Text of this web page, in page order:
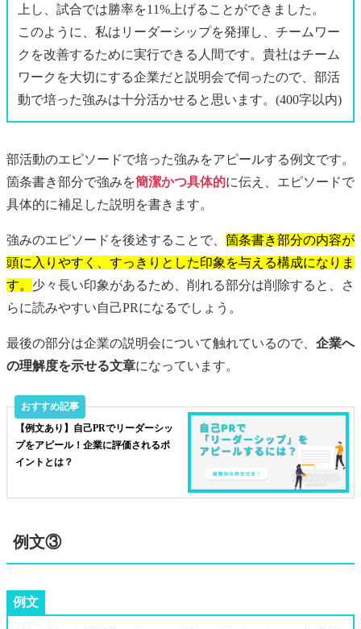
上し、試合では勝率を11%上げることができました。
このように、私はリーダーシップを発揮し、チームワー
クを改善するために実行できる人間です。貴社はチーム
ワークを大切にする企業だと説明会で伺ったので、部活
動で培った強みは十分活かせると思います。(400字以内)
部活動のエピソードで培った強みをアピールする例文です。
箇条書き部分で強みを簡潔かつ具体的に伝え、エピソードで
具体的に補足した説明を書きます。
強みのエピソードを後述することで、 箇条書き部分の内容が
頭に入りやすく、すっきりとした印象を与える構成になりま
す。 少々長い印象があるため、削れる部分は削除すると、さ
らに読みやすい自己PRになるでしょう。
最後の部分は企業の説明会について触れているので、 企業へ
の理解度を示せる文章になっています。
【例文あり】自己PRでリーダーシッ
プをアピール！企業に評価されるポ
イントとは？
例文③
例文